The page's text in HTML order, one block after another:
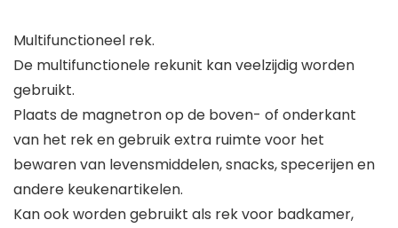
Multifunctioneel rek.
De multifunctionele rekunit kan veelzijdig worden
gebruikt.
Plaats de magnetron op de boven- of onderkant
van het rek en gebruik extra ruimte voor het
bewaren van levensmiddelen, snacks, specerijen en
andere keukenartikelen.
Kan ook worden gebruikt als rek voor badkamer,